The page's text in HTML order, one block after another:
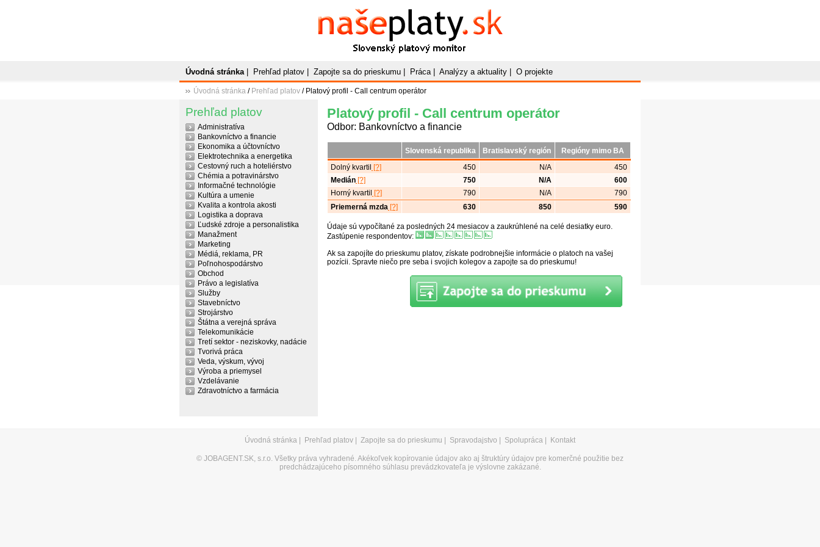
NašePlaty.sk
Slovenský platový monitor
Úvodná stránka| Prehľad platov Zapojte sa do prieskumu Práca| Analýzy a aktuality O projekte
Úvodná stránka / Prehľad platov / Platový profil - Call centrum operátor
Prehľad platov
Administratíva
Bankovníctvo a financie
Ekonomika a účtovníctvo
Elektrotechnika a energetika
Cestovný ruch a hoteliérstvo
Chémia a potravinárstvo
Informačné technológie
Kultúra a umenie
Kvalita a kontrola akosti
Logistika a doprava
Ľudské zdroje a personalistika
Manažment
Marketing
Médiá, reklama, PR
Poľnohospodárstvo
Obchod
Právo a legislatíva
Služby
Stavebníctvo
Strojárstvo
Štátna a verejná správa
Telekomunikácie
Tretí sektor - neziskovky, nadácie
Tvorivá práca
Veda, výskum, vývoj
Výroba a priemysel
Vzdelávanie
Zdravotníctvo a farmácia
Platový profil - Call centrum operátor
Odbor: Bankovníctvo a financie
Slovenská republika Bratislavský región
Regióny mimo BA
Dolný kvartil
[?] 450 N/A
450
Medián[?] 750 N/A
600
Horný kvartil
[?] 790 N/A
790
Priemerná mzda[?] 630 850 590
Údaje sú vypočítané za posledných 24 mesiacov a zaukrúhlené na celé desiatky euro.
Zastúpenie respondentov:
Ak sa zapojíte do prieskumu platov, získate podrobnejšie informácie o platoch na vašej
pozícii. Spravte niečo pre seba i svojich kolegov a zapojte sa do prieskumu!
Úvodná stránka Prehľad platov Zapojte sa do prieskumu Spravodajstvo Spolupráca Kontakt
© JOBAGENT.SK, s.r.o. Všetky práva vyhradené. Akékoľvek kopírovanie údajov ako aj štruktúry údajov pre komerčné použitie bez
predchádzajúceho písomného súhlasu prevádzkovateľa je výslovne zakázané.